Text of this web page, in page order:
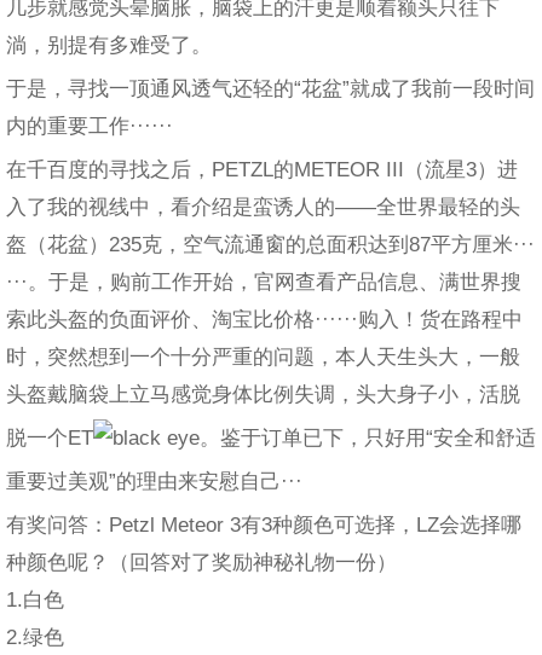
几步就感觉头晕脑胀，脑袋上的汗更是顺着额头只往下
淌，别提有多难受了。
于是，寻找一顶通风透气还轻的“花盆”就成了我前一段时间
内的重要工作······
在千百度的寻找之后，PETZL的METEOR III（流星3）进
入了我的视线中，看介绍是蛮诱人的——全世界最轻的头
盔（花盆）235克，空气流通窗的总面积达到87平方厘米···
···。于是，购前工作开始，官网查看产品信息、满世界搜
索此头盔的负面评价、淘宝比价格······购入！货在路程中
时，突然想到一个十分严重的问题，本人天生头大，一般
头盔戴脑袋上立马感觉身体比例失调，头大身子小，活脱
脱一个ET
。鉴于订单已下，只好用“安全和舒适
重要过美观”的理由来安慰自己···
有奖问答：Petzl Meteor 3有3种颜色可选择，LZ会选择哪
种颜色呢？（回答对了奖励神秘礼物一份）
1.白色
2.绿色